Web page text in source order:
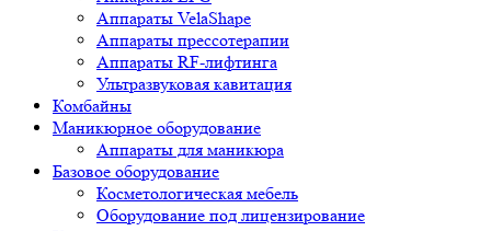
Аппараты VelaShape
Аппараты прессотерапии
Аппараты RF-лифтинга
Ультразвуковая кавитация
Комбайны
Маникюрное оборудование
Аппараты для маникюра
Базовое оборудование
Косметологическая мебель
Оборудование под лицензирование